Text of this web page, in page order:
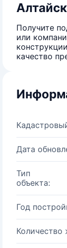
Получите
или
качество
Дата
Тип
объекта:
Год